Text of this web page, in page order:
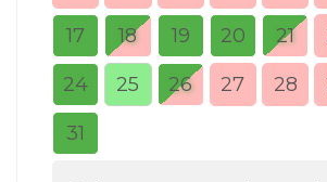
17 18 19 20 21
24 25 26 27 28
31